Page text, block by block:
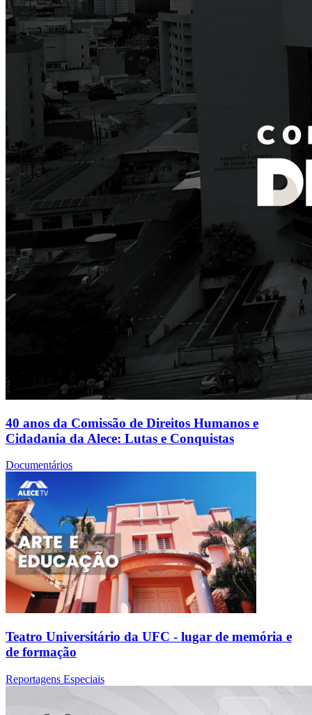
40 anos da Comissão de Direitos Humanos e
Cidadania da Alece: Lutas e Conquistas
Documentários
Teatro Universitário da UFC - lugar de memória e
de formação
Reportagens Especiais